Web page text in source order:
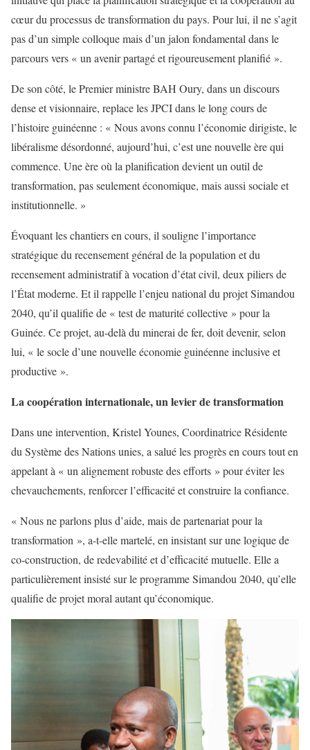
cœur du processus de transformation du pays. Pour lui, il ne s’agit
pas d’un simple colloque mais d’un jalon fondamental dans le
parcours vers « un avenir partagé et rigoureusement planifié ».
De son côté, le Premier ministre BAH Oury, dans un discours
dense et visionnaire, replace les JPCI dans le long cours de
l’histoire guinéenne : « Nous avons connu l’économie dirigiste, le
libéralisme désordonné, aujourd’hui, c’est une nouvelle ère qui
commence. Une ère où la planification devient un outil de
transformation, pas seulement économique, mais aussi sociale et
institutionnelle. »
Évoquant les chantiers en cours, il souligne l’importance
stratégique du recensement général de la population et du
recensement administratif à vocation d’état civil, deux piliers de
l’État moderne. Et il rappelle l’enjeu national du projet Simandou
2040, qu’il qualifie de « test de maturité collective » pour la
Guinée. Ce projet, au-delà du minerai de fer, doit devenir, selon
lui, « le socle d’une nouvelle économie guinéenne inclusive et
productive ».
La coopération internationale, un levier de transformation
Dans une intervention, Kristel Younes, Coordinatrice Résidente
du Système des Nations unies, a salué les progrès en cours tout en
appelant à « un alignement robuste des efforts » pour éviter les
chevauchements, renforcer l’efficacité et construire la confiance.
« Nous ne parlons plus d’aide, mais de partenariat pour la
transformation », a-t-elle martelé, en insistant sur une logique de
co-construction, de redevabilité et d’efficacité mutuelle. Elle a
particulièrement insisté sur le programme Simandou 2040, qu’elle
qualifie de projet moral autant qu’économique.